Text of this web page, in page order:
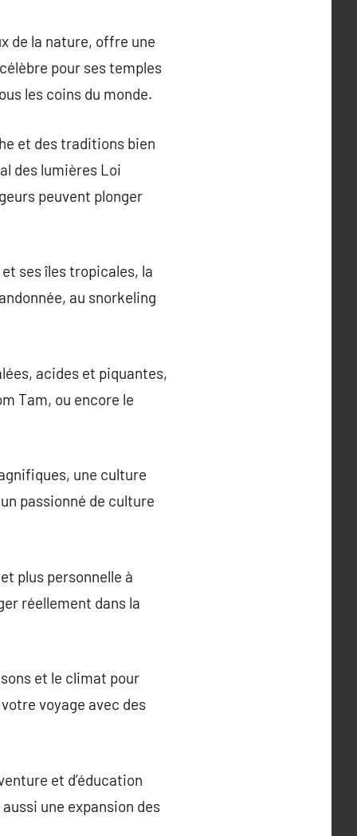
de la nature, offre une
pour ses temples
les coins du monde.
et des traditions bien
des lumières Loi
peuvent plonger
ses îles tropicales, la
au snorkeling
acides et piquantes,
Tam, ou encore le
une culture
passionné de culture
plus personnelle à
réellement dans la
et le climat pour
voyage avec des
et d’éducation
une expansion des